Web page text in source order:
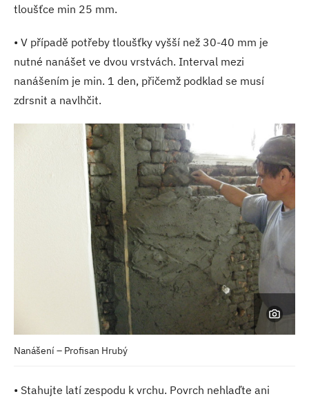
tloušťce min 25 mm.
• V případě potřeby tloušťky vyšší než 30-40 mm je
nutné nanášet ve dvou vrstvách. Interval mezi
nanášením je min. 1 den, přičemž podklad se musí
zdrsnit a navlhčit.
Nanášení – Profisan Hrubý
• Stahujte latí zespodu k vrchu. Povrch nehlaďte ani